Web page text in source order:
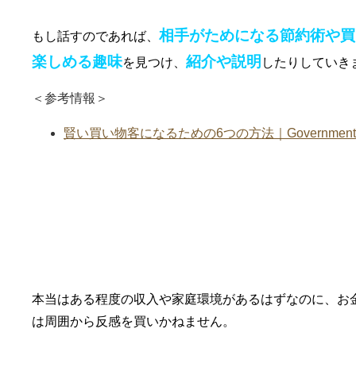
もし話すのであれば、 相手がためになる節約術や
楽しめる趣味を見つけ、 紹介や説明 したりしていき
＜参考情報＞
賢い買い物客になるための6つの方法｜
本当はある程度の収入や家庭環境があるはずなのに、
は周囲から反感を買いかねません。